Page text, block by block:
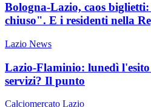
Bologna-Lazio, caos
chiuso". E i residenti nella
Lazio News
Lazio-Flaminio: lunedì l'esito
servizi? Il punto
Calciomercato Lazio